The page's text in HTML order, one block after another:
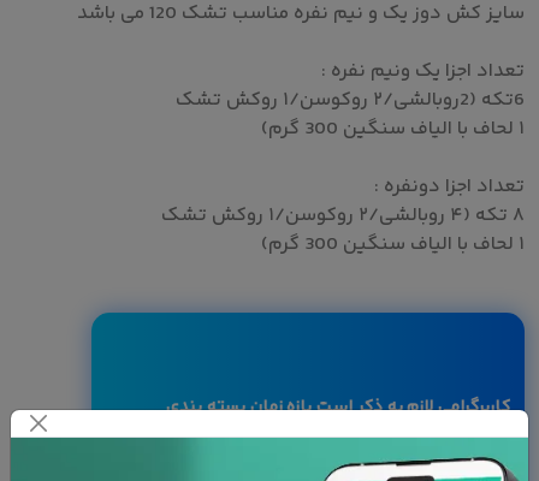
سایز کش دوز یک و نیم نفره مناسب تشک 120 می باشد
تعداد اجزا یک ونیم نفره :
6تکه (2روبالشی/۲ روکوسن/۱ روکش تشک
۱ لحاف با الیاف سنگین 300 گرم)
تعداد اجزا دونفره :
۸ تکه (۴ روبالشی/۲ روکوسن/۱ روکش تشک
۱ لحاف با الیاف سنگین 300 گرم)
کاربرگرامی لازم به ذکر است بازه زمان بسته بندی
کالا بین ۷ الی ۱۰ روز کاری می باشد.